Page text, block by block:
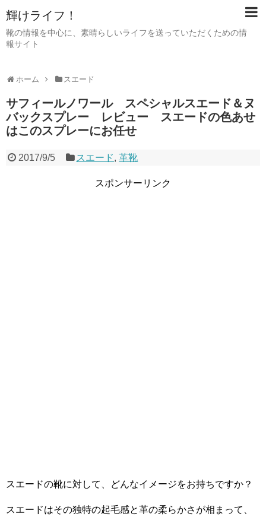
輝けライフ！
靴の情報を中心に、素晴らしいライフを送っていただくための情
報サイト
ホーム スエード
サフィールノワール スペシャルスエード＆ヌ
バックスプレー レビュー スエードの色あせ
はこのスプレーにお任せ
2017/9/5 スエード,革靴
スポンサーリンク
スエードの靴に対して、どんなイメージをお持ちですか？
スエードはその独特の起毛感と革の柔らかさが相まって、